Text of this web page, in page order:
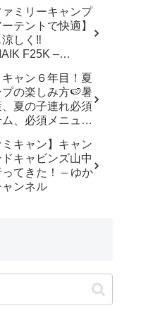
ァミリーキャンプ
ーテントで快適】
しく‼︎
F25K –
ンプャン６年目！夏
プの楽しみ方🍉暑
、夏の子連れ必須
、必須メニュー
〜 – こずちゃんネ
ミキャン】キャン
キャビンズ山中
てきた！ – ゆか
ャンネル